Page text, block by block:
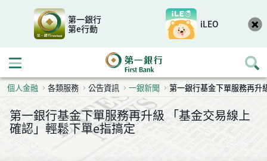
第一銀行
第e行動
iLEO
開啟行動選單
個人金融 各類服務 公告資訊 一銀新聞 第一銀行基金下單服務再升
第一銀行基金下單服務再升級 「基金交易線上
確認」輕鬆下單e指搞定